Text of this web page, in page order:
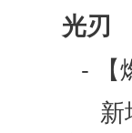
光刃
- 【
新